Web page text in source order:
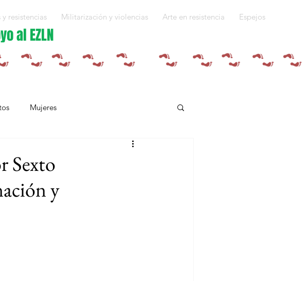
resistencias Militarización y violencias Arte en resistencia Espejos
al EZLN
Mujeres
Quiénes somos
Mujeres resistiendo a la guerra
Sexto
y